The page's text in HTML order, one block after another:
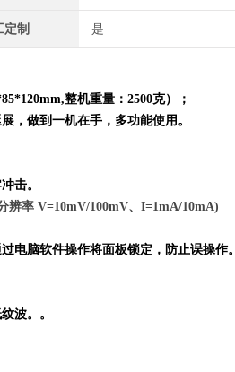
定制 是
mm,整机重量： 2500克）；
，做到一机在手，多功能使用。
击。
辨率 V=10mV/100mV、I=1mA/10mA)
电脑软件操作将面板锁定，防止误操作。
波。 。